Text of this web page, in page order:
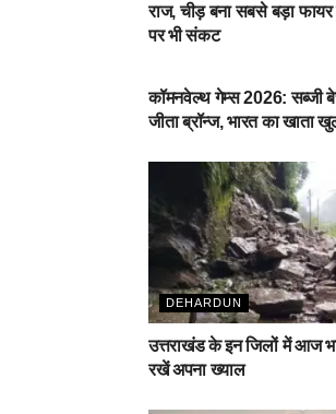
राज, चीड़ बना सबसे बड़ा फायर
पर भी संकट
कॉमनवेल्थ गेम्स 2026: सब्जी
जीता ब्रॉन्ज, भारत का खाता
DEHARDUN
उत्तराखंड के इन जिलों में आज
रखें अपना ख्याल